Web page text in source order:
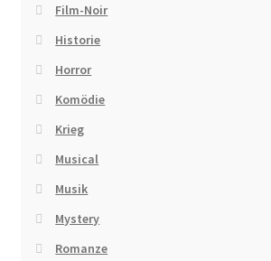
Film-Noir
Historie
Horror
Komödie
Krieg
Musical
Musik
Mystery
Romanze